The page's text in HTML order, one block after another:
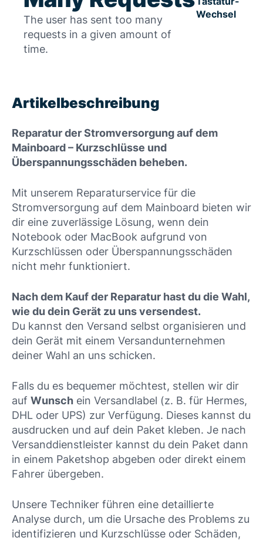
The user has sent too many
requests in a given amount of
time.
Wechsel
Artikelbeschreibung
Reparatur der Stromversorgung auf dem
Mainboard – Kurzschlüsse und
Überspannungsschäden beheben.
Mit unserem Reparaturservice für die
Stromversorgung auf dem Mainboard bieten wir
dir eine zuverlässige Lösung, wenn dein
Notebook oder MacBook aufgrund von
Kurzschlüssen oder Überspannungsschäden
nicht mehr funktioniert.
Nach dem Kauf der Reparatur hast du die Wahl,
wie du dein Gerät zu uns versendest.
Du kannst den Versand selbst organisieren und
dein Gerät mit einem Versandunternehmen
deiner Wahl an uns schicken.
Falls du es bequemer möchtest, stellen wir dir
auf Wunsch ein Versandlabel (z. B. für Hermes,
DHL oder UPS) zur Verfügung. Dieses kannst du
ausdrucken und auf dein Paket kleben. Je nach
Versanddienstleister kannst du dein Paket dann
in einem Paketshop abgeben oder direkt einem
Fahrer übergeben.
Unsere Techniker führen eine detaillierte
Analyse durch, um die Ursache des Problems zu
identifizieren und Kurzschlüsse oder Schäden,